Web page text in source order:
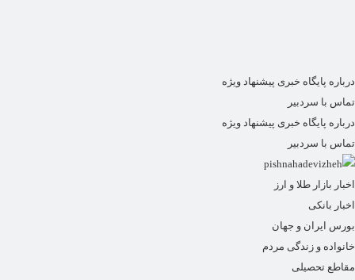
درباره پایگاه خبری پیشنهاد ویژه
تماس با سردبیر
درباره پایگاه خبری پیشنهاد ویژه
تماس با سردبیر
اخبار بازار طلا و ارز
اخبار بانکی
بورس ایران و جهان
خانواده و زندگی مردم
مقاطع تحصیلی